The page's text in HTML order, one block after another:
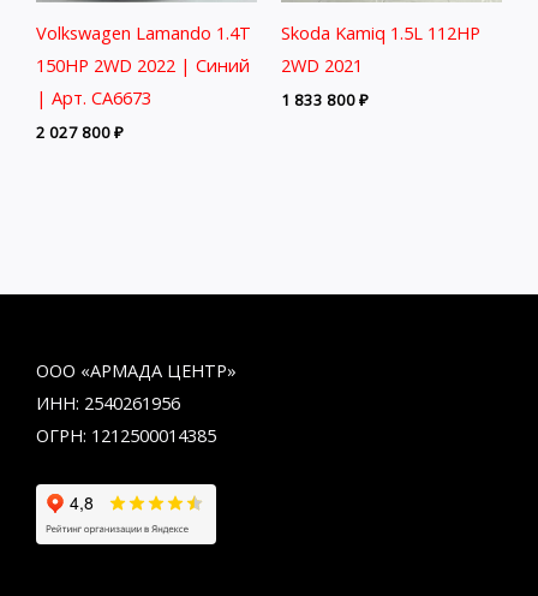
Volkswagen Lamando 1.4T
150HP 2WD 2022 | Синий
| Арт. CA6673
2 027 800₽
Skoda Kamiq 1.5L 112HP
2WD 2021
1 833 800₽
ООО «АРМАДА ЦЕНТР»
ИНН: 2540261956
ОГРН: 1212500014385